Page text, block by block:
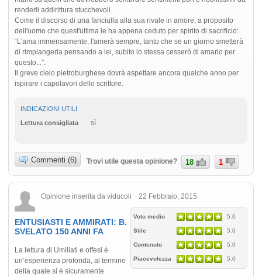
renderli addirittura stucchevoli.
Come il discorso di una fanciulla alla sua rivale in amore, a proposito
dell'uomo che quest'ultima le ha appena ceduto per spirito di sacrificio:
“L'ama immensamente, l'amerà sempre, tanto che se un giorno smetterà
di rimpiangerla pensando a lei, subito io stessa cesserò di amarlo per
questo...”.
Il greve cielo pietroburghese dovrà aspettare ancora qualche anno per
ispirare i capolavori dello scrittore.
INDICAZIONI UTILI
Lettura consigliata
sì
Commenti (6) Trovi utile questa opinione? 18 1
Opinione inserita da viducoli 22 Febbraio, 2015
Voto medio 5.0
Stile 5.0
Contenuto 5.0
Piacevolezza 5.0
ENTUSIASTI E AMMIRATI: B.
SVELATO 150 ANNI FA
La lettura di Umiliati e offesi è
un’esperienza profonda, al termine
della quale si è sicuramente